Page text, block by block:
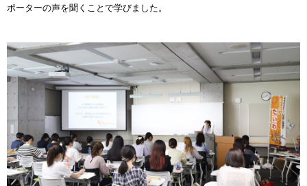
ポーターの声を聞くことで学びました。